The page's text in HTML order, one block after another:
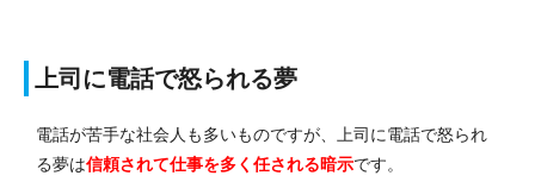
上司に電話で怒られる夢
電話が苦手な社会人も多いものですが、上司に電話で怒られ
る夢は信頼されて仕事を多く任される暗示です。